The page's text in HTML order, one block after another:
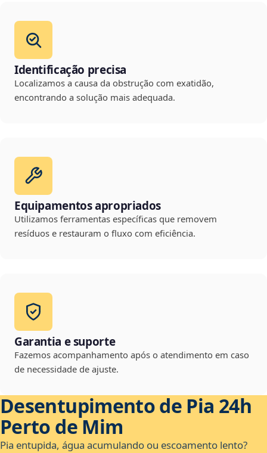
Identificação precisa
Localizamos a causa da obstrução com exatidão,
encontrando a solução mais adequada.
Equipamentos apropriados
Utilizamos ferramentas específicas que removem
resíduos e restauram o fluxo com eficiência.
Garantia e suporte
Fazemos acompanhamento após o atendimento em caso
de necessidade de ajuste.
Desentupimento de Pia 24h
Perto de Mim
Pia entupida, água acumulando ou escoamento lento?